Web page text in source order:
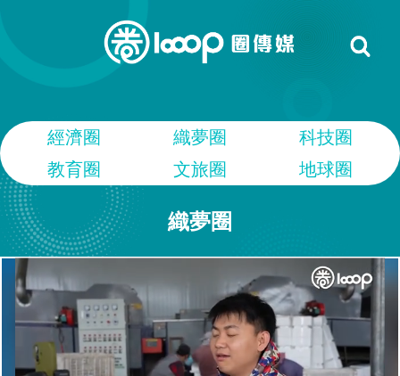
經濟圈 織夢圈
科技圈
教育圈
文旅圈 地球圈
織夢圈